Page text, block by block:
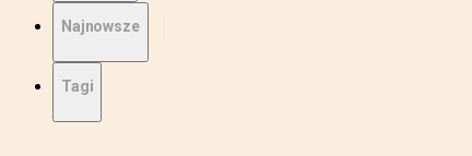
Najnowsze
Tagi